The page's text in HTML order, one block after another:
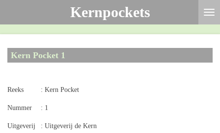
hoofdinhoud
Kernpockets
Kern Pocket 1
Reeks : Kern Pocket
Nummer : 1
Uitgeverij : Uitgeverij de Kern